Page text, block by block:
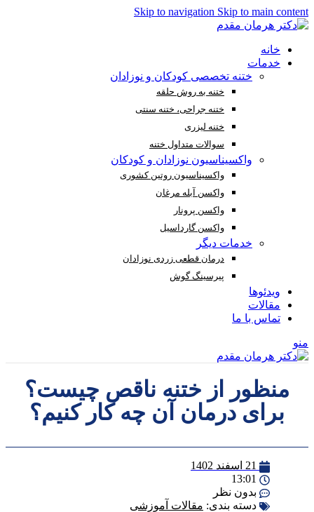
Skip to navigation Skip to main content
خانه
خدمات
ختنه تخصصی کودکان و نوزادان
ختنه به روش حلقه
ختنه جراحی، ختنه سنتی
ختنه لیزری
سوالات متداول ختنه
واکسیناسیون نوزادان و کودکان
واکسیناسیون روتین کشوری
واکسن آبله مرغان
واکسن پرونار
واکسن گارداسیل
خدمات دیگر
درمان قطعی زردی نوزادان
پیرسینگ گوش
ویدئوها
مقالات
تماس با ما
منو
منظور از ختنه ناقص چیست؟
برای درمان آن چه کار کنیم؟
21 اسفند 1402
13:01
بدون نظر
دسته بندی: مقالات آموزشی